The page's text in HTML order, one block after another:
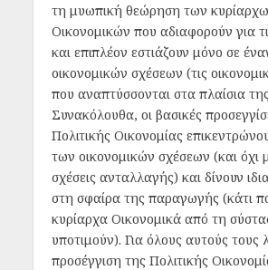
τη μυωπική θεώρηση των
Οικονομικών που αδιαφορούν για
και επιπλέον εστιάζουν μόνο σε
οικονομικών σχέσεων (τις
που αναπτύσσονται στα πλαίσια
Συνακόλουθα, οι βασικές
Πολιτικής Οικονομίας
των οικονομικών σχέσεων (και όχι
σχέσεις ανταλλαγής) και δίνουν
στη σφαίρα της παραγωγής (κάτι
κυρίαρχα Οικονομικά από τη
υποτιμούν). Για όλους αυτούς τους
προσέγγιση της Πολιτικής